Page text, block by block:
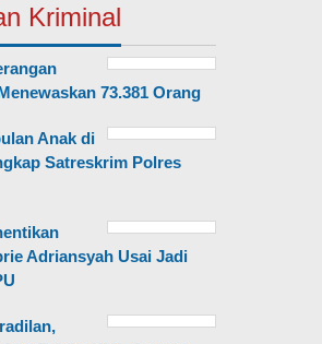
Kriminal
73.381 Orang
Anak di
Satreskrim Polres
Adriansyah Usai Jadi